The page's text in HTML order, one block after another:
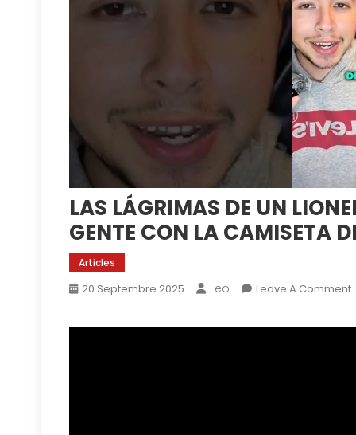
LAS LÁGRIMAS DE UN
GENTE CON LA CAMISETA
Articles
20 Septembre 2025 Leo Leave A Comment